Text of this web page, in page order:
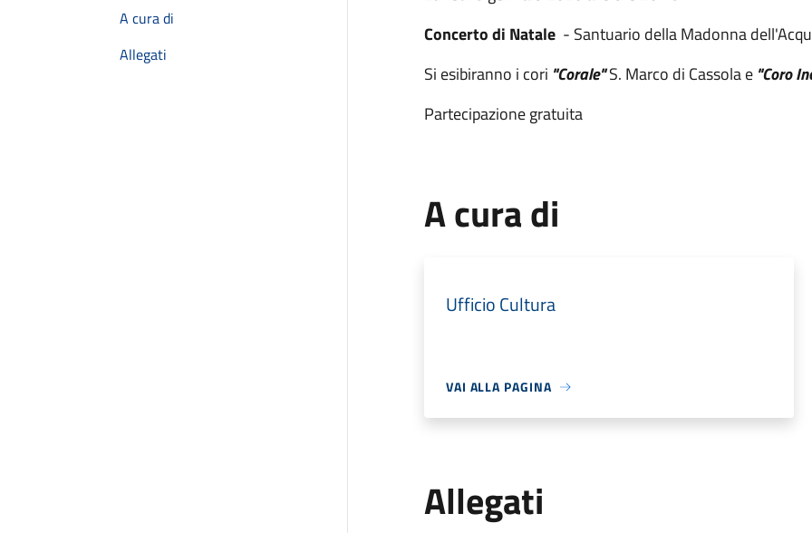
A cura di
Allegati
Concerto di Natale- Santuario della Madonna
Si esibiranno i cori "Corale"S. Marco di Cassola e "Coro
Partecipazione gratuita
A cura di
Ufficio Cultura
VAI ALLA PAGINA
Allegati